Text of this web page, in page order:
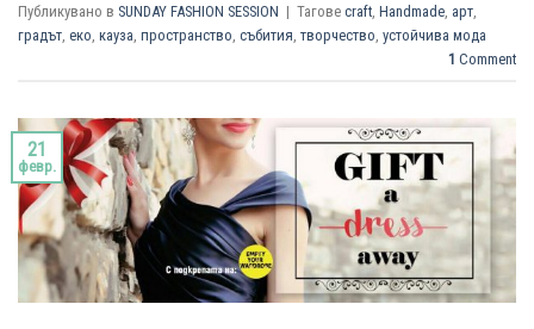
Публикувано в SUNDAY FASHION SESSION | Тагове craft Handmade арт
градът еко кауза пространство събития творчество устойчива мода
1 Comment
21
февр.